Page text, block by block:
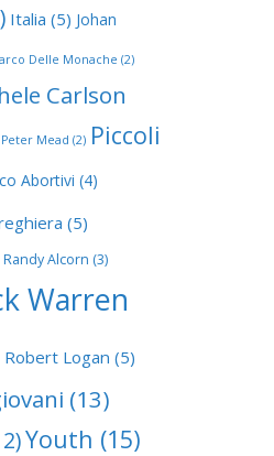
Italia (5) Johan
Delle Monache (2)
Carlson
Peter Mead (2) Piccoli
Abortivi (4)
(5)
Randy Alcorn (3)
Warren
Robert Logan (5)
(13)
Youth (15)